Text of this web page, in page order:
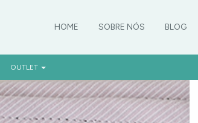
HOME SOBRE NÓS BLOG
OUTLET